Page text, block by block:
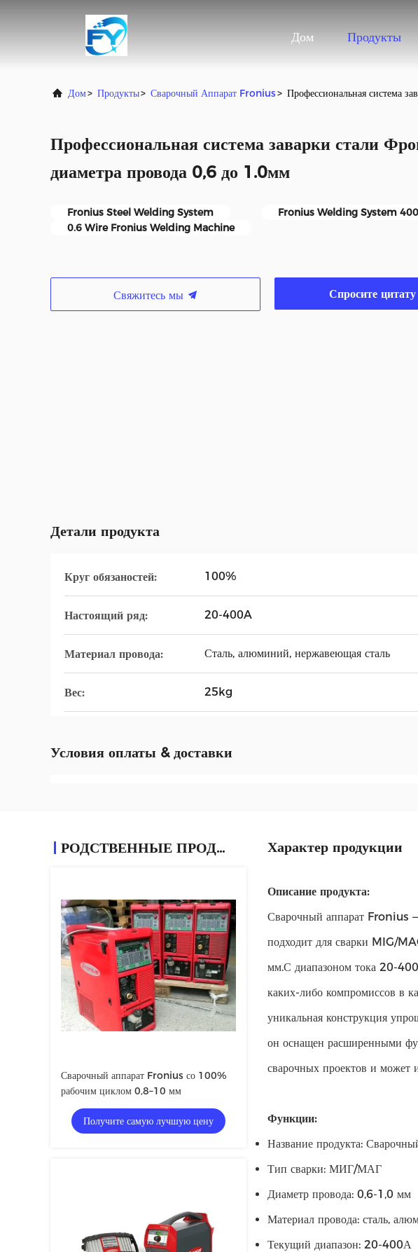
Дом Продукты
Дом> Продукты> Сварочный Аппарат Fronius> Профессиональная система
Профессиональная система заварки стали
диаметра провода 0,6 до 1.0мм
Fronius Steel Welding System
Fronius Welding System
0.6 Wire Fronius Welding Machine
Свяжитесь мы Спросите цитату
Детали продукта
Круг обязаностей: 100%
Настоящий ряд: 20-400A
Материал провода: Сталь, алюминий, нержавеющая сталь
Вес: 25kg
Условия оплаты & доставки
РОДСТВЕННЫЕ ПРОДУКТЫ
Сварочный аппарат Fronius со 100%
рабочим циклом 0,8–10 мм
Получите самую лучшую цену
Характер продукции
Описание продукта:
Сварочный аппарат Fronius —
подходит для сварки MIG/
мм.С диапазоном тока 20-400
каких-либо компромиссов в
уникальная конструкция
он оснащен расширенными
сварочных проектов и может
Функции:
Название продукта:
Тип сварки: МИГ/МАГ
Диаметр провода: 0,6-1,0 мм
Материал провода: сталь,
Текущий диапазон: 20-400А